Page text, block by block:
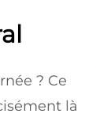
? Ce
là